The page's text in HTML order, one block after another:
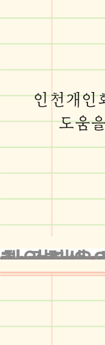
여러분, 인천개인회생변호사선임의 역할은 단순히 서류 작성에 그치지 않습니다. 우리는 의뢰인의 재정 상황을 철저히 분석하고, 법원과의 원활한
구체적으로 살펴보면, 먼저 우리는 의뢰인의 재정 상황을 세세히 파악합니다. 소득, 지출, 자산, 부채 등을 꼼꼼히 검토하죠. 이를 바탕으로 개인회생이 최선의 선택인지, 아니면 다른 방법이 더 적합한지 판단합니다. 만약 개인회생이 적합하다면, 법원에 제출할 서류를 꼼꼼히 준비합니다. 이 과정에서 누락되는 정보가 없도록, 또 의뢰인에게 가장 유리한 방향으로 서류가 작성되도록 만전을 기합니다.
다음으로, 법원과의 소통 과정에서 의뢰인의 입장을 적극적으로 대변합니다. 때로는 법원에서 추가 자료를 요구하거나 보정을 요청할 수 있습
변제 계획 수립 시에는 의뢰인의 상황을 고려하여 현실적이면서도 법원의 승인을 받을 수 있는 계
인천개인회생변호사선임과 함께라면, 복잡하고 어려운 법적 절차도 두렵지 않습니다. 우리가 여러분의 든든한 법률 파트너가 되어 새로운 시작을 향한 여정을 함께 걸어가겠습니다.
개인회생, 정말 나에게 필요한 걸까